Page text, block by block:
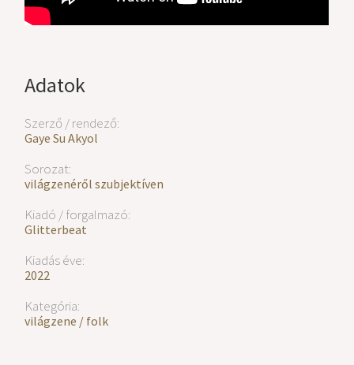
Adatok
Szerző / rendező:
Gaye Su Akyol
Sorozat:
világzenéről szubjektíven
Kiadó / forgalmazó:
Glitterbeat
Kiadás éve:
2022
Kategória:
világzene / folk